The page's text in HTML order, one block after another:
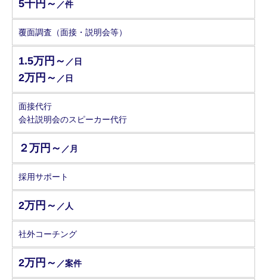
5千円～ ／件
覆面調査（面接・説明会等）
1.5万円～ ／日
2万円～ ／日
面接代行
会社説明会のスピーカー代行
２万円～ ／月
採用サポート
2万円～ ／人
社外コーチング
2万円～ ／案件